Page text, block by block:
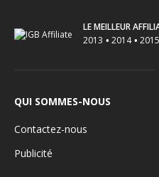
LE MEILLEUR
2013 • 2014• 2015
QUI SOMMES-NOUS
Contactez-nous
Publicité